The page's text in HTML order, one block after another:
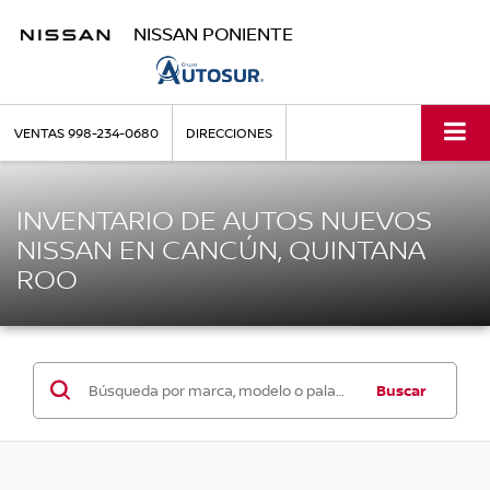
NISSAN PONIENTE
VENTAS998-234-0680 DIRECCIONES
INVENTARIO DE AUTOS NUEVOS
NISSAN EN CANCÚN, QUINTANA
ROO
Buscar